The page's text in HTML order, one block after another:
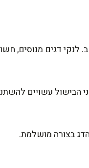
לנקי דגים מנוסים,
הבישול עשויים
בצורה מושלמת.